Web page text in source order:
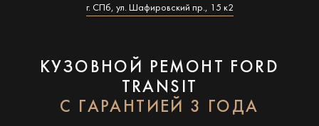
г. СПб, ул. Шафировский пр., 15 к2
КУЗОВНОЙ РЕМОНТ FORD
TRANSIT
С ГАРАНТИЕЙ 3 ГОДА